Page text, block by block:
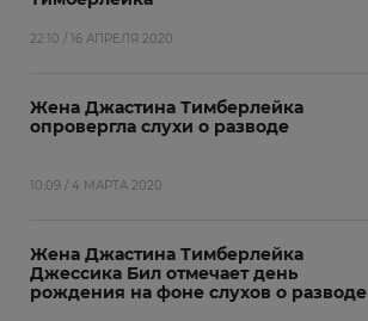
22:10 / 16 АПРЕЛЯ 2020
Жена Джастина Тимберлейка
опровергла слухи о разводе
10:09 / 4 МАРТА 2020
Жена Джастина Тимберлейка
Джессика Бил отмечает день
рождения на фоне слухов о разводе